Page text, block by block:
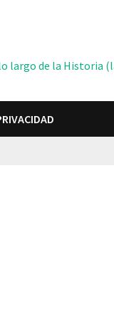
lo largo de la